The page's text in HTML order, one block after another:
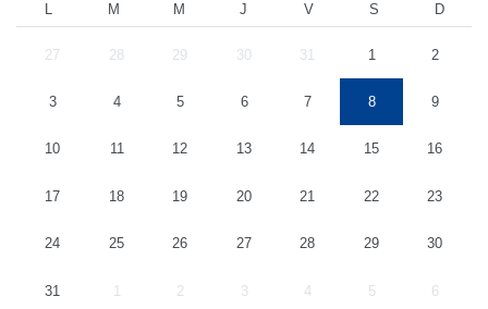
L M M J V S D
27 28 29 30 31 1 2
3 4 5 6 7 8 9
10 11 12 13 14 15 16
17 18 19 20 21 22 23
24 25 26 27 28 29 30
31 1 2 3 4 5 6